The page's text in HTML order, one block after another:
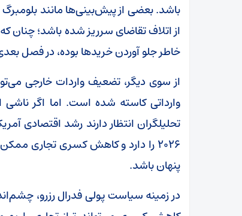
باشد. بعضی از پیش‌بینی‌ها مانند
از اتلاف تقاضای سرریز شده باشد؛ چنان
خاطر جلو آوردن خرید‌ها بوده، در فصل
از سوی دیگر، تضعیف واردات خارجی
وارداتی کاسته شده است. اما اگر
۲۰۲۶ را دارد و کاهش کسری تجاری
پنهان باشد.
در زمینه سیاست پولی فدرال رزرو،